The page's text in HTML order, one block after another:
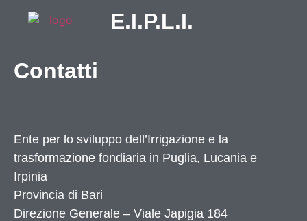
E.I.P.L.I.
Contatti
Ente per lo sviluppo dell’Irrigazione e la
trasformazione fondiaria in Puglia, Lucania e
Irpinia
Provincia di Bari
Direzione Generale – Viale Japigia 184